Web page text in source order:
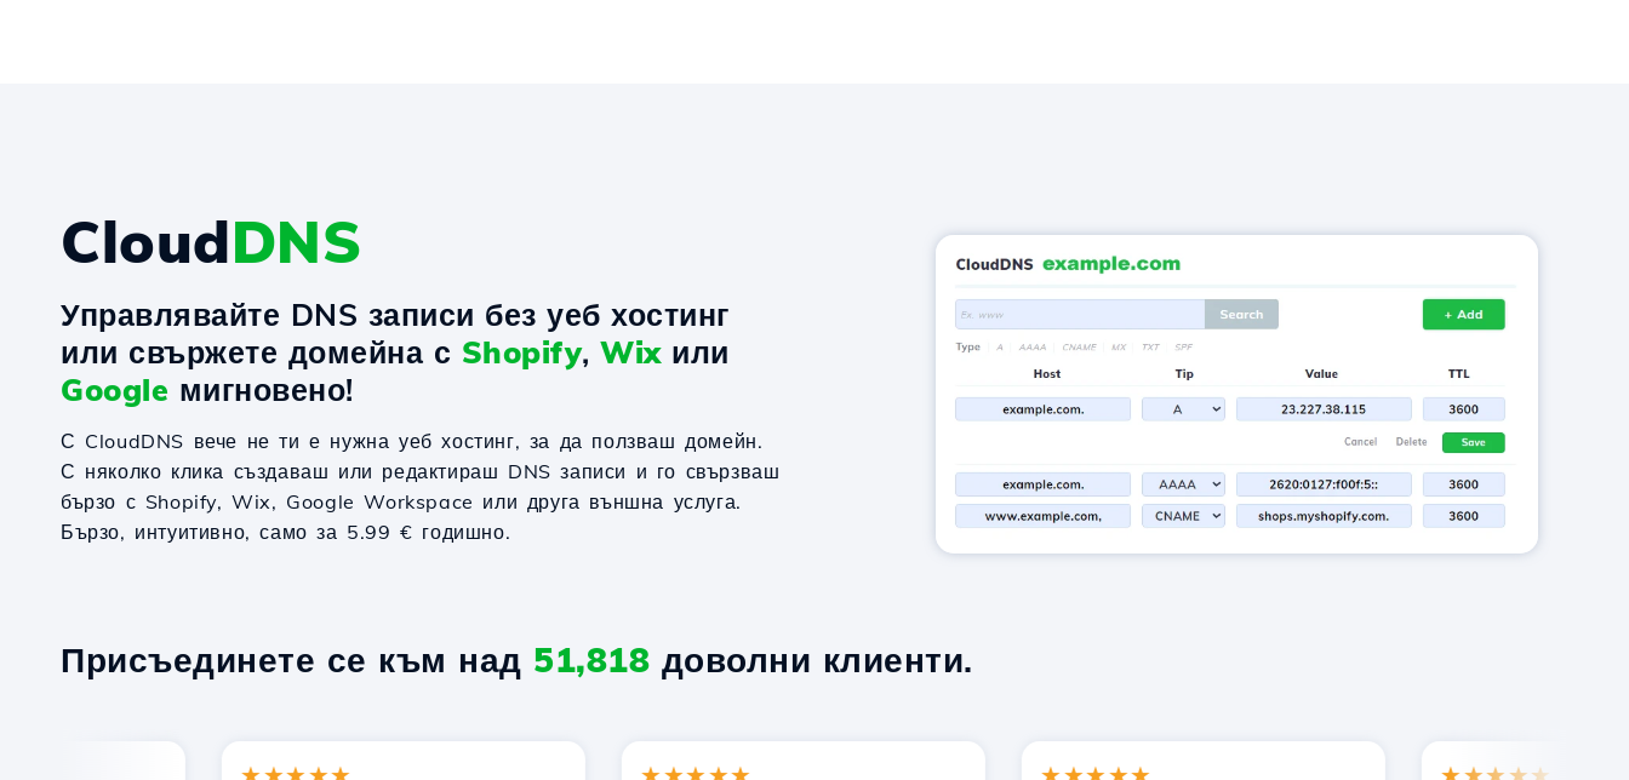
CloudDNS
Управлявайте DNS записи без уеб хостинг
или свържете домейна с Shopify, Wixили
Google мигновено!
С CloudDNS вече не ти е нужна уеб хостинг, за да ползваш домейн.
С няколко клика създаваш или редактираш DNS записи и го свързваш
бързо с Shopify, Wix, Google Workspace или друга външна услуга.
Бързо, интуитивно, само за 5.99 € годишно.
Присъединете се към над 51,818 доволни клиенти.